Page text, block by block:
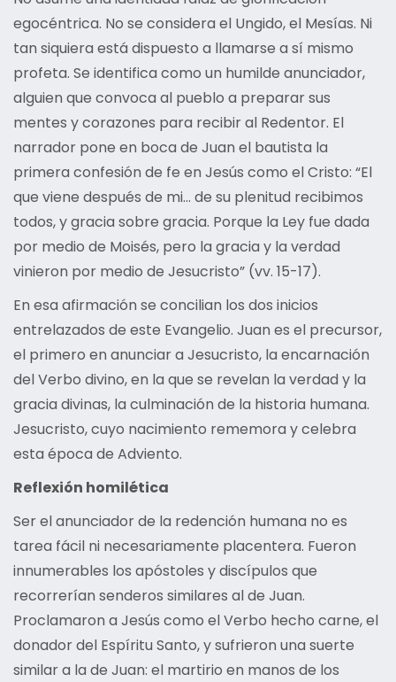
egocéntrica. No se considera el Ungido, el Mesías. Ni
tan siquiera está dispuesto a llamarse a sí mismo
profeta. Se identifica como un humilde anunciador,
alguien que convoca al pueblo a preparar sus
mentes y corazones para recibir al Redentor. El
narrador pone en boca de Juan el bautista la
primera confesión de fe en Jesús como el Cristo: “El
que viene después de mi… de su plenitud recibimos
todos, y gracia sobre gracia. Porque la Ley fue dada
por medio de Moisés, pero la gracia y la verdad
vinieron por medio de Jesucristo” (vv. 15-17).
En esa afirmación se concilian los dos inicios
entrelazados de este Evangelio. Juan es el precursor,
el primero en anunciar a Jesucristo, la encarnación
del Verbo divino, en la que se revelan la verdad y la
gracia divinas, la culminación de la historia humana.
Jesucristo, cuyo nacimiento rememora y celebra
esta época de Adviento.
Reflexión homilética
Ser el anunciador de la redención humana no es
tarea fácil ni necesariamente placentera. Fueron
innumerables los apóstoles y discípulos que
recorrerían senderos similares al de Juan.
Proclamaron a Jesús como el Verbo hecho carne, el
donador del Espíritu Santo, y sufrieron una suerte
similar a la de Juan: el martirio en manos de los